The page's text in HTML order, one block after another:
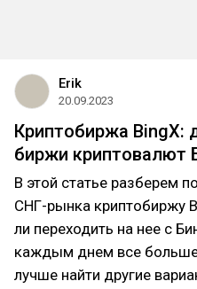
Erik
20.09.2023
Криптобиржа BingX:
биржи криптовалют
В этой статье разберем
СНГ-рынка криптобиржу
ли переходить на нее с
каждым днем все
лучше найти другие